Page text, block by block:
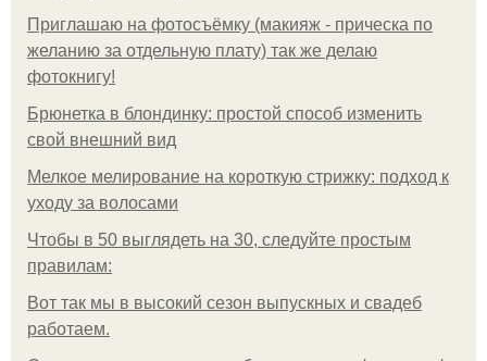
Приглашаю на фотосъёмку (макияж - прическа по
желанию за отдельную плату) так же делаю
фотокнигу!
Брюнетка в блондинку: простой способ изменить
свой внешний вид
Мелкое мелирование на короткую стрижку: подход к
уходу за волосами
Чтобы в 50 выглядеть на 30, следуйте простым
правилам:
Вот так мы в высокий сезон выпускных и свадеб
работаем.